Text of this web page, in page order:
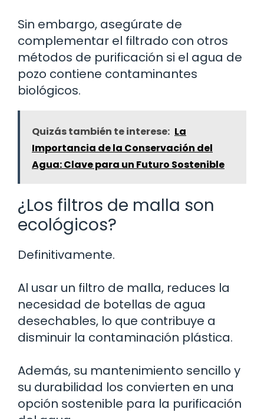
Sin embargo, asegúrate de
complementar el filtrado con otros
métodos de purificación si el agua de
pozo contiene contaminantes
biológicos.
Quizás también te interese: La
Importancia de la Conservación del
Agua: Clave para un Futuro Sostenible
¿Los filtros de malla son
ecológicos?
Definitivamente.
Al usar un filtro de malla, reduces la
necesidad de botellas de agua
desechables, lo que contribuye a
disminuir la contaminación plástica.
Además, su mantenimiento sencillo y
su durabilidad los convierten en una
opción sostenible para la purificación